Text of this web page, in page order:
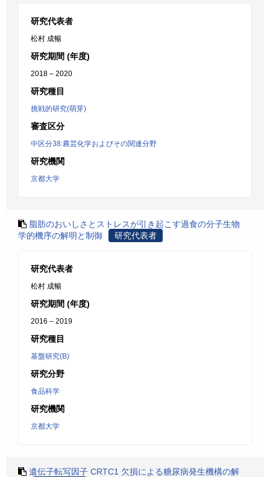
研究代表者
松村 成暢
研究期間 (年度)
2018 – 2020
研究種目
挑戦的研究(萌芽)
審査区分
中区分38:農芸化学およびその関連分野
研究機関
京都大学
脂肪のおいしさとストレスが引き起こす過食の分子生物
学的機序の解明と制御
研究代表者
研究代表者
松村 成暢
研究期間 (年度)
2016 – 2019
研究種目
基盤研究(B)
研究分野
食品科学
研究機関
京都大学
遺伝子転写因子 CRTC1 欠損による糖尿病発生機構の解